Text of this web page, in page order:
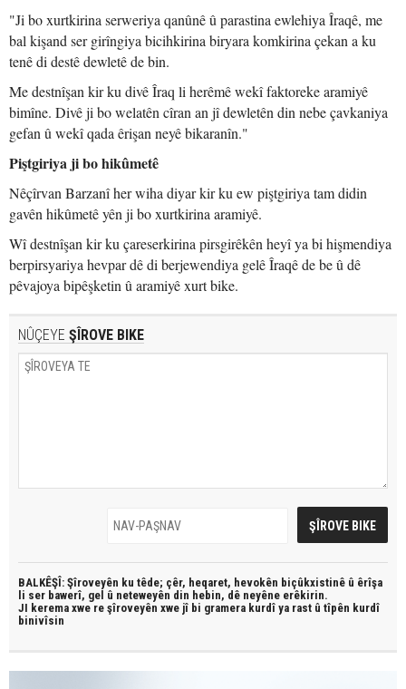
"Ji bo xurtkirina serweriya qanûnê û parastina ewlehiya Îraqê, me
bal kişand ser girîngiya bicihkirina biryara komkirina çekan a ku
tenê di destê dewletê de bin.
Me destnîşan kir ku divê Îraq li herêmê wekî faktoreke aramiyê
bimîne. Divê ji bo welatên cîran an jî dewletên din nebe çavkaniya
gefan û wekî qada êrişan neyê bikaranîn."
Piştgiriya ji bo hikûmetê
Nêçîrvan Barzanî her wiha diyar kir ku ew piştgiriya tam didin
gavên hikûmetê yên ji bo xurtkirina aramiyê.
Wî destnîşan kir ku çareserkirina pirsgirêkên heyî ya bi hişmendiya
berpirsyariya hevpar dê di berjewendiya gelê Îraqê de be û dê
pêvajoya bipêşketin û aramiyê xurt bike.
NÛÇEYE ŞÎROVE BIKE
BALKÊŞÎ: Şîroveyên ku têde; çêr, heqaret, hevokên biçûkxistinê û êrîşa
li ser bawerî, gel û neteweyên din hebin, dê neyêne erêkirin.
JI kerema xwe re şîroveyên xwe jî bi gramera kurdî ya rast û tîpên kurdî
binivîsin